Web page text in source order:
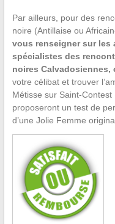
Par ailleurs, pour des
noire (Antillaise ou
vous renseigner sur les
spécialistes des
noires Calvadosiennes,
votre célibat et trouver
Métisse sur Saint-
proposeront un test de
d’une Jolie Femme